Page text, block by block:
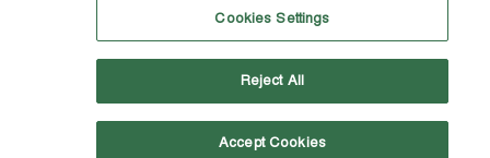
Basée à Giavera del Montello (TV) - Via Fante d'Italia n. 56 | Capital
social 38.533.835,00 € entièrement libéré | Société enregistrée sous le
no. 78175 R.E.A. de Trévise. Registre du commerce et code fiscal
Cookies Settings
Reject All
Accept Cookies